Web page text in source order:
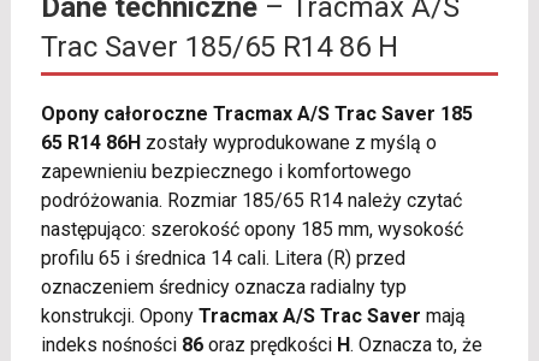
Dane techniczne– Tracmax A/S
Trac Saver 185/65 R14 86 H
Opony całoroczne Tracmax A/S Trac Saver 185
65 R14 86Hzostały wyprodukowane z myślą o
zapewnieniu bezpiecznego i komfortowego
podróżowania. Rozmiar 185/65 R14 należy czytać
następująco: szerokość opony 185 mm, wysokość
profilu 65 i średnica 14 cali. Litera (R) przed
oznaczeniem średnicy oznacza radialny typ
konstrukcji. Opony Tracmax A/S Trac Saver mają
indeks nośności 86oraz prędkości H. Oznacza to, że